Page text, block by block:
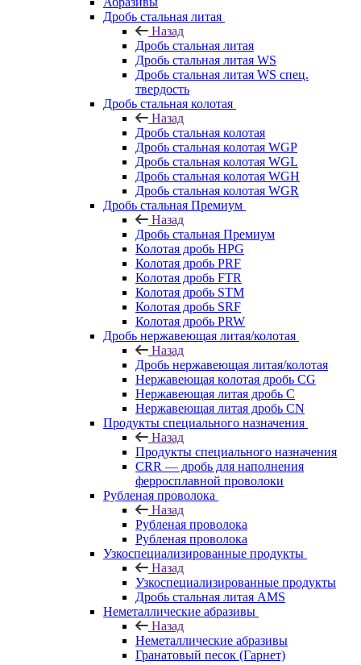
Дробь стальная литая
Назад
Дробь стальная литая
Дробь стальная литая WS
Дробь стальная литая WS спец.
твердость
Дробь стальная колотая
Назад
Дробь стальная колотая
Дробь стальная колотая WGP
Дробь стальная колотая WGL
Дробь стальная колотая WGH
Дробь стальная колотая WGR
Дробь стальная Премиум
Назад
Дробь стальная Премиум
Колотая дробь HPG
Колотая дробь PRF
Колотая дробь FTR
Колотая дробь STM
Колотая дробь SRF
Колотая дробь PRW
Дробь нержавеющая литая/колотая
Назад
Дробь нержавеющая литая/колотая
Нержавеющая колотая дробь CG
Нержавеющая литая дробь C
Нержавеющая литая дробь CN
Продукты специального назначения
Назад
Продукты специального назначения
CRR — дробь для наполнения
ферросплавной проволоки
Рубленая проволока
Назад
Рубленая проволока
Рубленая проволока
Узкоспециализированные продукты
Назад
Узкоспециализированные продукты
Дробь стальная литая AMS
Неметаллические абразивы
Назад
Неметаллические абразивы
Гранатовый песок (Гарнет)